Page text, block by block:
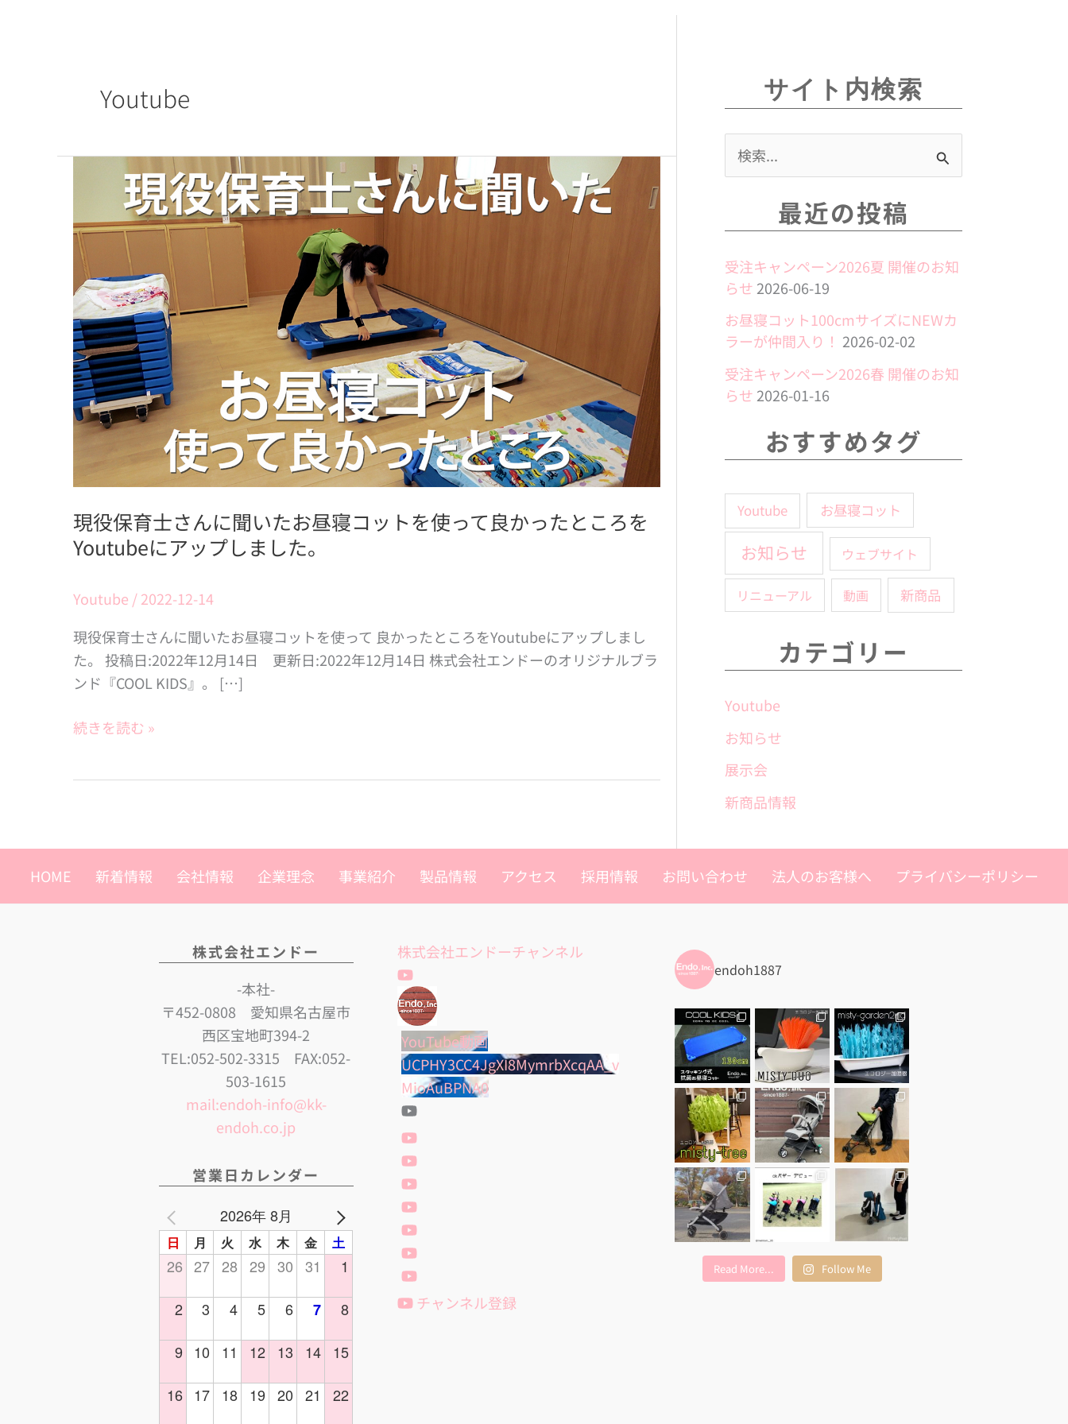
製品情報
c
o
n
y
u
e
Youtube
現役保育士さんに聞いたお昼寝コットを使って良かったところを
Youtubeにアップしました。
Youtube /2022-12-14
現役保育士さんに聞いたお昼寝コットを使って 良かったところをYoutubeにアップしまし
た。 投稿日:2022年12月14日 更新日:2022年12月14日 株式会社エンドーのオリジナルブラ
ンド『COOL KIDS』。 […]
育
士
さ
ん
に
聞
い
た
お
昼
コ
ッ
ト
を
っ
て
良
か
た
ッ
続きを読む »
サイト内検索
検
:
最近の投稿
受注キャンペーン2026夏 開催のお知
らせ 2026-06-19
お昼寝コット100cmサイズにNEWカ
ラーが仲間入り！ 2026-02-02
受注キャンペーン2026春 開催のお知
らせ 2026-01-16
おすすめタグ
Youtube お昼寝コット
お知らせ ウェブサイト
リニューアル 動画 新商品
カテゴリー
Youtube
お知らせ
展示会
新商品情報
HOME 新着情報 会社情報 企業理念 事業紹介 製品情報 アクセス 採用情報 お問い合わせ 法人のお客様へ プライバシーポリシー
株式会社エンドー
-本社-
〒452-0808 愛知県名古屋市
西区宝地町394-2
TEL:052-502-3315 FAX:052-
503-1615
mail:endoh-info@kk-
endoh.co.jp
営業日カレンダー
2026年 8月
日 月 火 水 木 金 土
26 27 28 29 30 31 1
2 3 4 5 6 7 8
9 10 11 12 13 14 15
16 17 18 19 20 21 22
株式会社エンドーチャンネル
YouTube動画
UCPHY3CC4JgXI8MymrbXcqAA_v
MioAuBPNA0
チャンネル登録
endoh1887
Read More... Follow Me